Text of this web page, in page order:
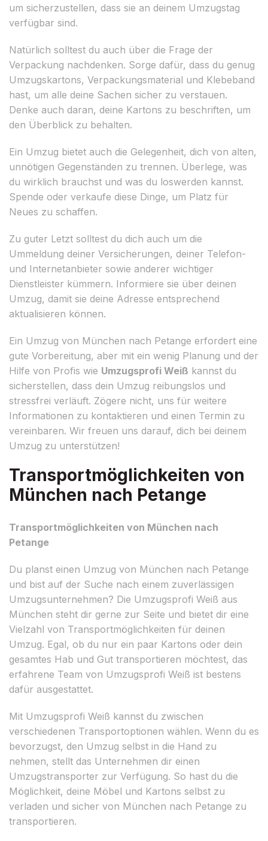
um sicherzustellen, dass sie an deinem Umzugstag
verfügbar sind.
Natürlich solltest du auch über die Frage der
Verpackung nachdenken. Sorge dafür, dass du genug
Umzugskartons, Verpackungsmaterial und Klebeband
hast, um alle deine Sachen sicher zu verstauen.
Denke auch daran, deine Kartons zu beschriften, um
den Überblick zu behalten.
Ein Umzug bietet auch die Gelegenheit, dich von alten,
unnötigen Gegenständen zu trennen. Überlege, was
du wirklich brauchst und was du loswerden kannst.
Spende oder verkaufe diese Dinge, um Platz für
Neues zu schaffen.
Zu guter Letzt solltest du dich auch um die
Ummeldung deiner Versicherungen, deiner Telefon-
und Internetanbieter sowie anderer wichtiger
Dienstleister kümmern. Informiere sie über deinen
Umzug, damit sie deine Adresse entsprechend
aktualisieren können.
Ein Umzug von München nach Petange erfordert eine
gute Vorbereitung, aber mit ein wenig Planung und der
Hilfe von Profis wie Umzugsprofi Weiß kannst du
sicherstellen, dass dein Umzug reibungslos und
stressfrei verläuft. Zögere nicht, uns für weitere
Informationen zu kontaktieren und einen Termin zu
vereinbaren. Wir freuen uns darauf, dich bei deinem
Umzug zu unterstützen!
Transportmöglichkeiten von
München nach Petange
Transportmöglichkeiten von München nach
Petange
Du planst einen Umzug von München nach Petange
und bist auf der Suche nach einem zuverlässigen
Umzugsunternehmen? Die Umzugsprofi Weiß aus
München steht dir gerne zur Seite und bietet dir eine
Vielzahl von Transportmöglichkeiten für deinen
Umzug. Egal, ob du nur ein paar Kartons oder dein
gesamtes Hab und Gut transportieren möchtest, das
erfahrene Team von Umzugsprofi Weiß ist bestens
dafür ausgestattet.
Mit Umzugsprofi Weiß kannst du zwischen
verschiedenen Transportoptionen wählen. Wenn du es
bevorzugst, den Umzug selbst in die Hand zu
nehmen, stellt das Unternehmen dir einen
Umzugstransporter zur Verfügung. So hast du die
Möglichkeit, deine Möbel und Kartons selbst zu
verladen und sicher von München nach Petange zu
transportieren.